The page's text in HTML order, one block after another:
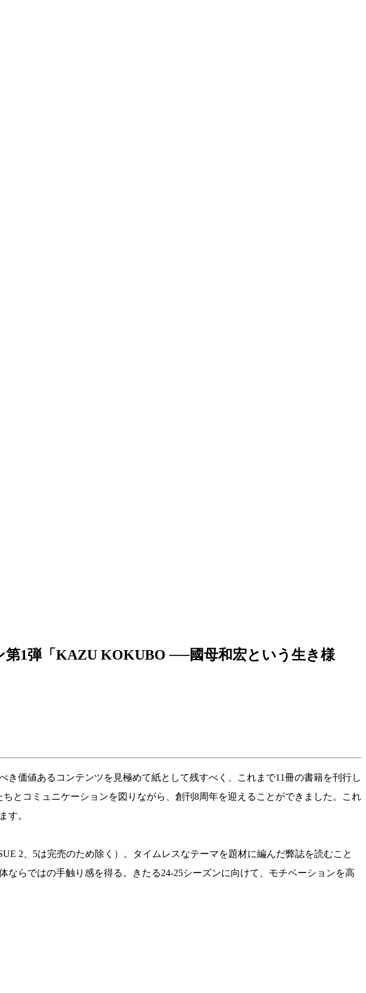
第1弾「KAZU KOKUBO ──國母和宏という生き様
価値あるコンテンツを見極めて紙として残すべく、これまで11冊の書籍を刊行し
とコミュニケーションを図りながら、創刊8周年を迎えることができました。これ
す。
2、5は完売のため除く）。タイムレスなテーマを題材に編んだ弊誌を読むこと
らではの手触り感を得る。きたる24-25シーズンに向けて、モチベーションを高